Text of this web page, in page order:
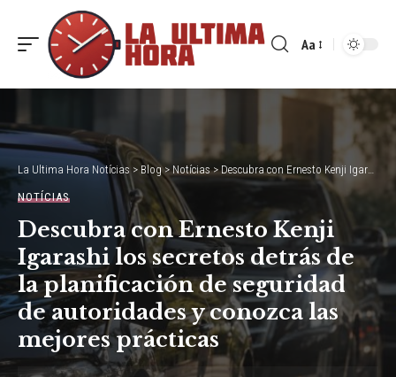
Font
Aa
La Ultima Hora Notícias > Blog> Notícias>Descubra con Ernesto Kenji Igarashi los secretos detrás de la planificación de seguridad de autoridades y conozca las mejores prácticas
NOTÍCIAS
Descubra con Ernesto Kenji
Igarashi los secretos detrás de
la planificación de seguridad
de autoridades y conozca las
mejores prácticas